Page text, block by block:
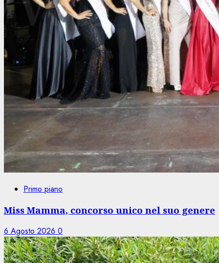
Primo piano
Miss Mamma, concorso unico nel suo genere
6 Agosto 2026 0